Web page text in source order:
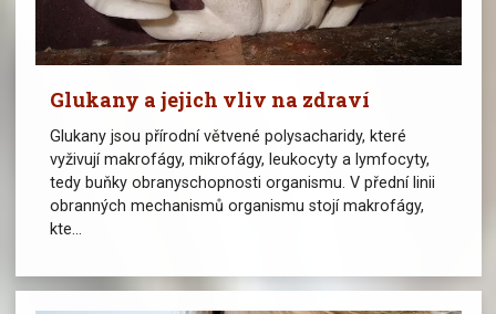
Glukany a jejich vliv na zdraví
Glukany jsou přírodní větvené polysacharidy, které
vyživují makrofágy, mikrofágy, leukocyty a lymfocyty,
tedy buňky obranyschopnosti organismu. V přední linii
obranných mechanismů organismu stojí makrofágy,
kte...